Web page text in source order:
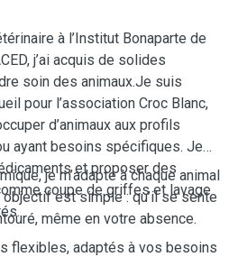
à l’Institut Bonaparte de
j’ai acquis de solides
soin des animaux.Je suis
pour l’association Croc Blanc,
d’animaux aux profils
ayant besoins spécifiques. Je
et proposer des
coupe de griffes et lavage
je m’adapte à chaque animal
est simple : qu’il se sente
même en votre absence.
flexibles, adaptés à vos besoins